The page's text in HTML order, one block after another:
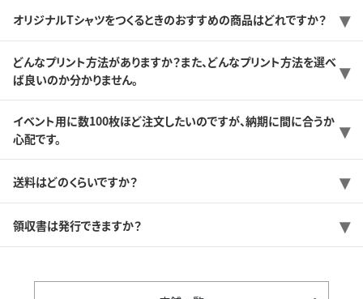
オリジナルTシャツをつくるときのおすすめの商品はどれですか？
どんなプリント方法がありますか？また、どんなプリント方法を選べ
ば良いのか分かりません。
イベント用に数100枚ほど注文したいのですが、納期に間に合うか
心配です。
送料はどのくらいですか？
領収書は発行できますか？